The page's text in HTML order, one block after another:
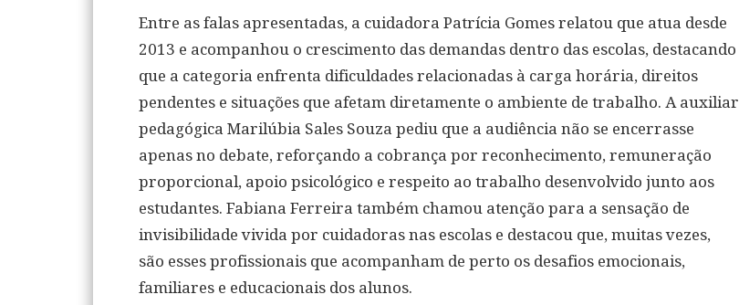
Entre as falas apresentadas, a cuidadora Patrícia Gomes relatou que atua desde
2013 e acompanhou o crescimento das demandas dentro das escolas, destacando
que a categoria enfrenta dificuldades relacionadas à carga horária, direitos
pendentes e situações que afetam diretamente o ambiente de trabalho. A auxiliar
pedagógica Marilúbia Sales Souza pediu que a audiência não se encerrasse
apenas no debate, reforçando a cobrança por reconhecimento, remuneração
proporcional, apoio psicológico e respeito ao trabalho desenvolvido junto aos
estudantes. Fabiana Ferreira também chamou atenção para a sensação de
invisibilidade vivida por cuidadoras nas escolas e destacou que, muitas vezes,
são esses profissionais que acompanham de perto os desafios emocionais,
familiares e educacionais dos alunos.